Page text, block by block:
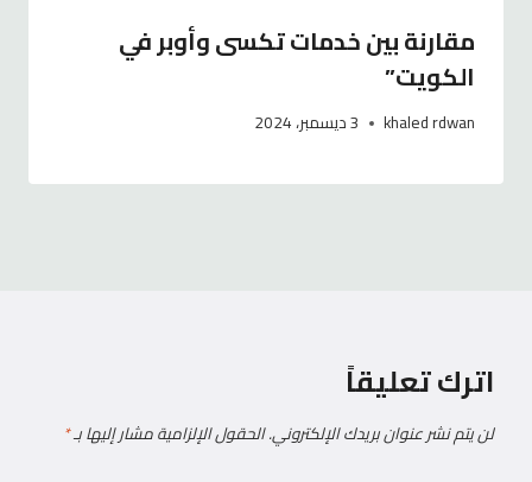
مقارنة بين خدمات تكسى وأوبر في
الكويت”
khaled rdwan 3 ديسمبر، 2024
اترك تعليقاً
لن يتم نشر عنوان بريدك الإلكتروني.الحقول الإلزامية مشار إليها بـ*